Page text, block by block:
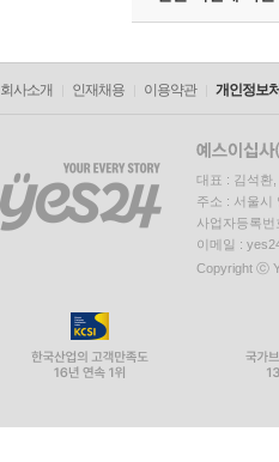
회사소개 인재채용 이용약관 개인정보
대표 : 김석환
주소 : 서울시
사업자등록
이메일 :
Copyright ⓒ